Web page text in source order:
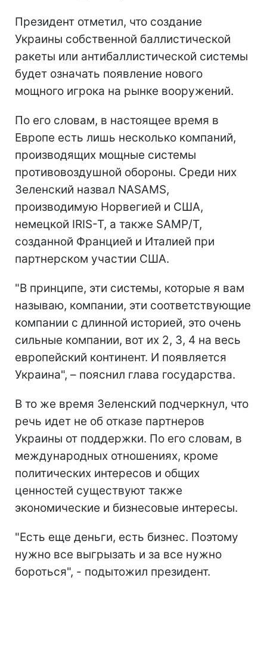
Президент отметил, что создание
Украины собственной баллистической
ракеты или антибаллистической системы
будет означать появление нового
мощного игрока на рынке вооружений.
По его словам, в настоящее время в
Европе есть лишь несколько компаний,
производящих мощные системы
противовоздушной обороны. Среди них
Зеленский назвал NASAMS,
производимую Норвегией и США,
немецкой IRIS-T, а также SAMP/T,
созданной Францией и Италией при
партнерском участии США.
"В принципе, эти системы, которые я вам
называю, компании, эти соответствующие
компании с длинной историей, это очень
сильные компании, вот их 2, 3, 4 на весь
европейский континент. И появляется
Украина", – пояснил глава государства.
В то же время Зеленский подчеркнул, что
речь идет не об отказе партнеров
Украины от поддержки. По его словам, в
международных отношениях, кроме
политических интересов и общих
ценностей существуют также
экономические и бизнесовые интересы.
"Есть еще деньги, есть бизнес. Поэтому
нужно все выгрызать и за все нужно
бороться", - подытожил президент.